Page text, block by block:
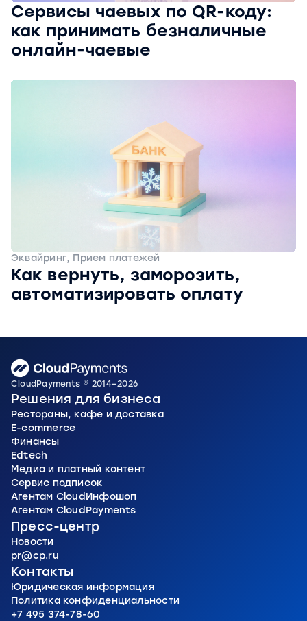
Сервисы чаевых по QR-коду:
как принимать безналичные
онлайн-чаевые
Эквайринг, Прием платежей
Как вернуть, заморозить,
автоматизировать оплату
CloudPayments © 2014–2026
Решения для бизнеса
Рестораны, кафе и доставка
E-commerce
Финансы
Edtech
Медиа и платный контент
Сервис подписок
Агентам CloudИнфошоп
Агентам CloudPayments
Пресс-центр
Новости
pr@cp.ru
Контакты
Юридическая информация
Политика конфиденциальности
+7 495 374-78-60